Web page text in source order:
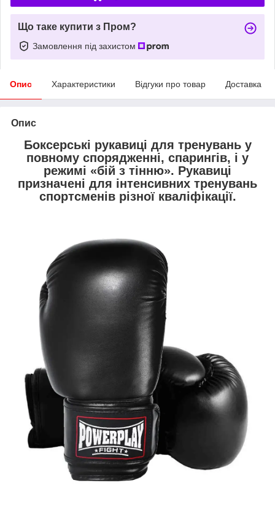
Що таке купити з Пром?
Замовлення під захистом
Опис Характеристики Відгуки про товар Доставка
Опис
Боксерські рукавиці для тренувань у
повному спорядженні, спарингів, і у
режимі «бій з тінню». Рукавиці
призначені для інтенсивних тренувань
спортсменів різної кваліфікації.